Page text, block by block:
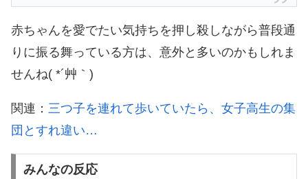
赤ちゃんを愛でたい気持ちを押し殺しながら普段通
りに振る舞っている方は、意外と多いのかもしれま
せんね( *´艸｀)
関連： 三つ子を連れて歩いていたら、女子高生の集
団とすれ違い…
みんなの反応